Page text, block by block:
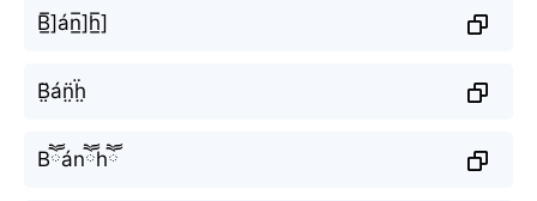
B̲̅]án̲̅]h̲̅]
B̤̈án̤̈ḧ̤
Bཽánཽhཽ